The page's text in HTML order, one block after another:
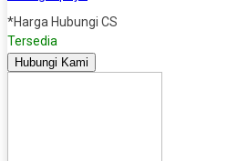
*Harga Hubungi CS
Tersedia
Hubungi Kami